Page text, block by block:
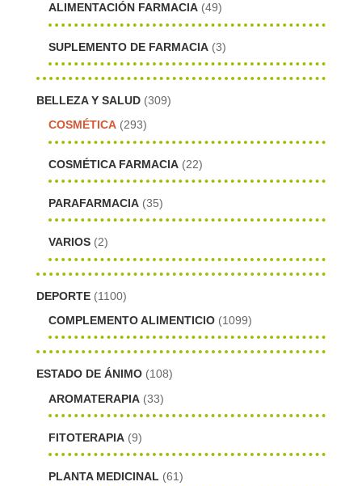
ALIMENTACIÓN FARMACIA (49)
SUPLEMENTO DE FARMACIA (3)
BELLEZA Y SALUD (309)
COSMÉTICA (293)
COSMÉTICA FARMACIA (22)
PARAFARMACIA (35)
VARIOS (2)
DEPORTE (1100)
COMPLEMENTO ALIMENTICIO (1099)
ESTADO DE ÁNIMO (108)
AROMATERAPIA (33)
FITOTERAPIA (9)
PLANTA MEDICINAL (61)